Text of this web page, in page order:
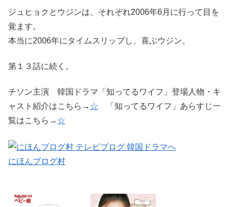
ジュヒョクとウジンは、それぞれ2006年6月に行って目を
覚ます。
本当に2006年にタイムスリップし、喜ぶウジン。
第１３話に続く。
チソン主演 韓国ドラマ「知ってるワイフ」登場人物・キ
ャスト紹介はこちら→ ☆ 「知ってるワイフ」あらすじ一
覧はこちら→ ☆
にほんブログ村